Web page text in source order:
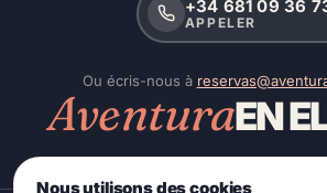
+34 681 09 36
APPELER
Ou écris-nous à
AventuraEN
Nous utilisons des cookies